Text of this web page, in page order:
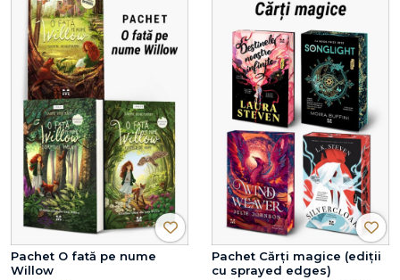
Pachet O fată pe nume
Willow
Pachet Cărți magice (ediții
cu sprayed edges)